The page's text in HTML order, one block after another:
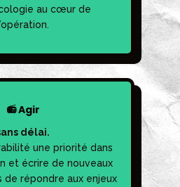
au cœur de
📻 Agir
délai.
une priorité dans
et écrire de nouveaux
de répondre aux enjeux